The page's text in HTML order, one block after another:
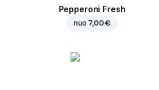
Pepperoni Fresh
nuo7,00 €